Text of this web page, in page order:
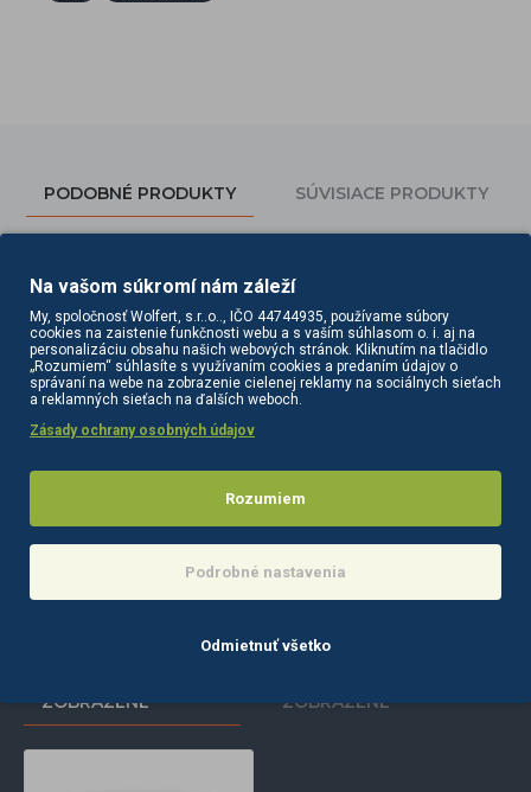
PODOBNÉ PRODUKTY SÚVISIACE PRODUKTY
9,00€ 14,50€
Do košíka
ZOBRAZENÉ
ZOBRAZENÉ
Na vašom súkromí nám záleží
My, spoločnosť Wolfert, s.r..o.., IČO 44744935, používame súbory
cookies na zaistenie funkčnosti webu a s vaším súhlasom o. i. aj na
personalizáciu obsahu našich webových stránok. Kliknutím na tlačidlo
„Rozumiem“ súhlasíte s využívaním cookies a predaním údajov o
správaní na webe na zobrazenie cielenej reklamy na sociálnych sieťach
a reklamných sieťach na ďalších weboch.
Zásady ochrany osobných údajov
Rozumiem
Podrobné nastavenia
Odmietnuť všetko